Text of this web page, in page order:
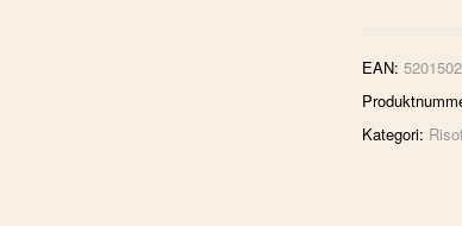
EAN:
Kategori: